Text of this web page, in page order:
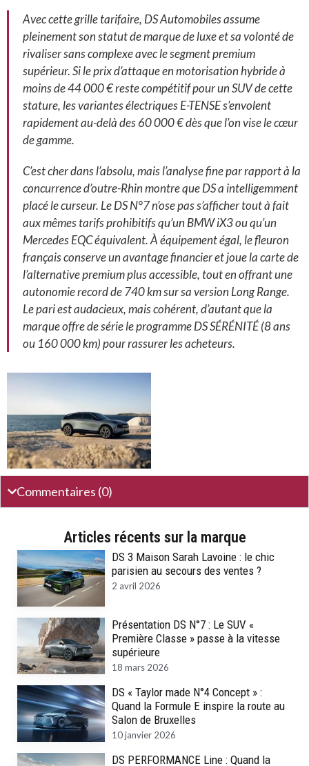
Avec cette grille tarifaire, DS Automobiles assume
pleinement son statut de marque de luxe et sa volonté de
rivaliser sans complexe avec le segment premium
supérieur. Si le prix d’attaque en motorisation hybride à
moins de 44 000 € reste compétitif pour un SUV de cette
stature, les variantes électriques E-TENSE s’envolent
rapidement au-delà des 60 000 € dès que l’on vise le cœur
de gamme.
C’est cher dans l’absolu, mais l’analyse fine par rapport à la
concurrence d’outre-Rhin montre que DS a intelligemment
placé le curseur. Le DS N°7 n’ose pas s’afficher tout à fait
aux mêmes tarifs prohibitifs qu’un BMW iX3 ou qu’un
Mercedes EQC équivalent. À équipement égal, le fleuron
français conserve un avantage financier et joue la carte de
l’alternative premium plus accessible, tout en offrant une
autonomie record de 740 km sur sa version Long Range.
Le pari est audacieux, mais cohérent, d’autant que la
marque offre de série le programme DS SÉRÉNITÉ (8 ans
ou 160 000 km) pour rassurer les acheteurs.
Commentaires (0)
Articles récents sur la marque
DS 3 Maison Sarah Lavoine : le chic
parisien au secours des ventes ?
2 avril 2026
Présentation DS N°7 : Le SUV «
Première Classe » passe à la vitesse
supérieure
18 mars 2026
DS « Taylor made N°4 Concept » :
Quand la Formule E inspire la route au
Salon de Bruxelles
10 janvier 2026
DS PERFORMANCE Line : Quand la